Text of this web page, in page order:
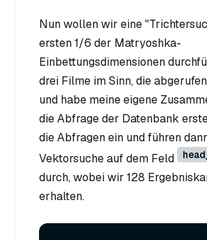
Nun wollen wir eine
ersten 1/6 der Matryoshka-
Einbettungsdimensionen
drei Filme im Sinn, die
und habe meine eigene
die Abfrage der Datenbank
die Abfragen ein und führen
Vektorsuche auf dem Feld
durch, wobei wir 128
erhalten.